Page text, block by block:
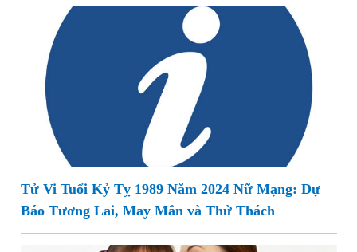
Tử Vi Tuổi Kỷ Tỵ 1989 Năm 2024 Nữ Mạng: Dự
Báo Tương Lai, May Mắn và Thử Thách